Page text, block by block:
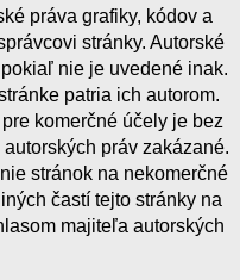
práva grafiky, kódov a
stránky. Autorské
nie je uvedené inak.
patria ich autorom.
komerčné účely je bez
práv zakázané.
stránok na nekomerčné
častí tejto stránky na
majiteľa autorských